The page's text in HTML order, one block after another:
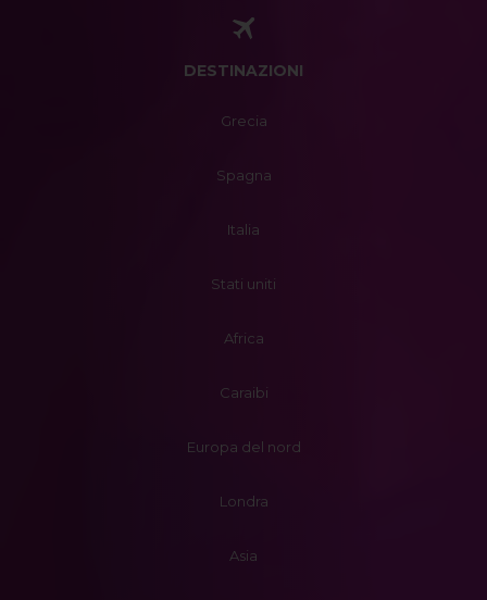
DESTINAZIONI
Grecia
Spagna
Italia
Stati uniti
Africa
Caraibi
Europa del nord
Londra
Asia